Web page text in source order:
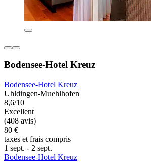
Bodensee-Hotel Kreuz
Bodensee-Hotel Kreuz
Uhldingen-Muehlhofen
8,6/10
Excellent
(408 avis)
80 €
taxes et frais compris
1 sept. - 2 sept.
Bodensee-Hotel Kreuz